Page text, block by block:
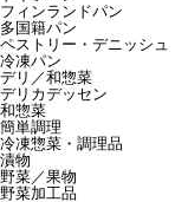
フィンランドパン
多国籍パン
ペストリー・デニッシュ
冷凍パン
デリ／和惣菜
デリカデッセン
和惣菜
簡単調理
冷凍惣菜・調理品
漬物
野菜／果物
野菜加工品